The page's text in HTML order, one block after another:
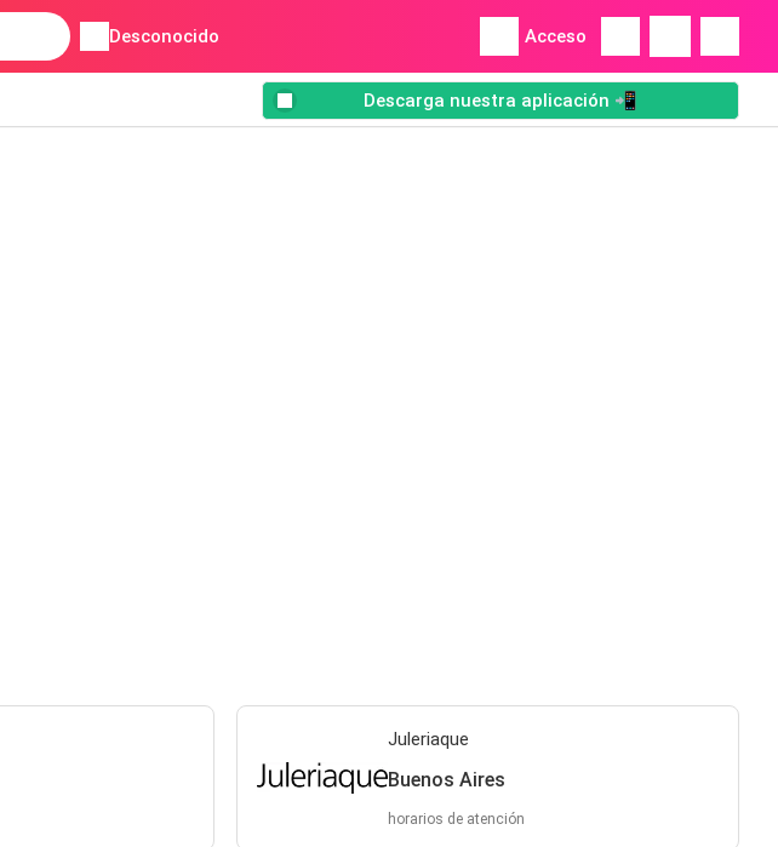
Desconocido Acceso
Descarga nuestra aplicación 📲
Juleriaque
Buenos Aires
horarios de atención